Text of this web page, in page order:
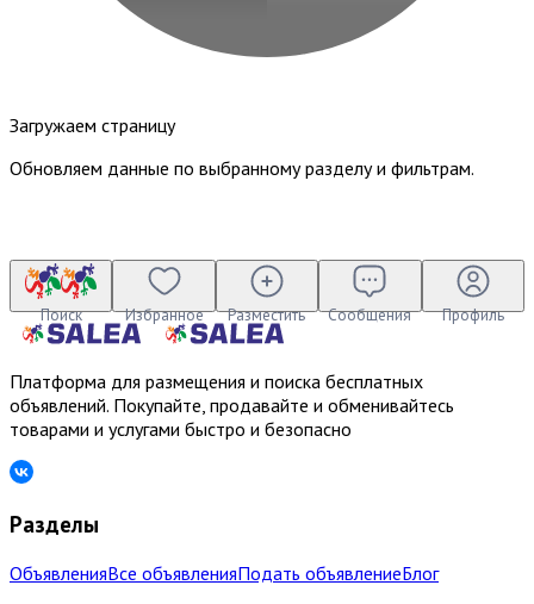
Загружаем страницу
Обновляем данные по выбранному разделу и фильтрам.
Поиск Избранное Разместить Сообщения Профиль
Платформа для размещения и поиска бесплатных
объявлений. Покупайте, продавайте и обменивайтесь
товарами и услугами быстро и безопасно
Разделы
ОбъявленияВсе объявленияПодать объявлениеБлог